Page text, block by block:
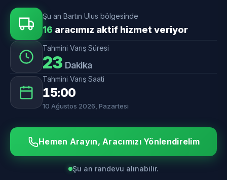
Şu an Bartın Ulus bölgesinde
16 aracımız aktif hizmet veriyor
Tahmini Varış Süresi
23 Dakika
Tahmini Varış Saati
15:00
10 Ağustos 2026, Pazartesi
Hemen Arayın, Aracımızı Yönlendirelim
Şu an randevu alınabilir.